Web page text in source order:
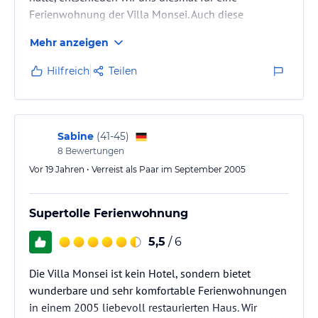
Ferienwohnung der Villa Monsei. Auch diese
toskanischen Stil. Alles ist liebevoll und
aufeinanderabgestimmt eingerichtet. Ein gemütlicher
Balkon bietet zudem Platz um den Abend ausklingen
lassen zu lassen. Die Räume sind alle sehr sauber
und gemütlich eingerichtet und waren ideal für vier
Personen. Das Zentrum von Bad Schandau ist in…
Mehr anzeigen
Hilfreich Teilen
Sabine (41-45)
8 Bewertungen
Vor 19 Jahren • Verreist als Paar im September 2005
Supertolle Ferienwohnung
5,5 / 6
Die Villa Monsei ist kein Hotel, sondern bietet
wunderbare und sehr komfortable Ferienwohnungen
in einem 2005 liebevoll restaurierten Haus. Wir